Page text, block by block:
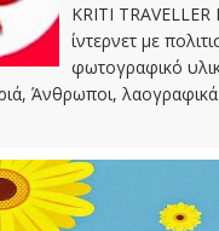
KRITI
ίντερνετ με
φωτογραφικό
Άνθρωποι, λαογραφικά